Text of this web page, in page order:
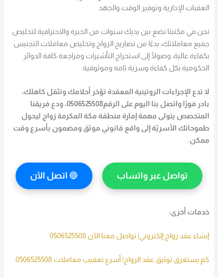
العقبات الإدارية وتوفير الوقت والجهد.
نحن في مكتبنا نضع بين يديك سنوات من الخبرة والاحترافية لتخليص
جميع معاملاتك، بدءًا من تصاريح الزواج وتخليص معاملات التجنيس
بكفاءة عالية، وصولًا إلى استخراج التأشيرات ومراجعة كافة الدوائر
الحكومية بكل كفاءة وسرية تامة وموثوقية.
لا تدع الإجراءات الروتينية المعقدة تؤخر أحلامك وتثقل كاهلك،
بادر فورًا واتصل بنا اليوم على الرقم0506525508، ودع فريقنا
المتخصص يتولى مهمةإمارة منطقة مكة المكرمة زواج ليحول
طموحاتك الأسريّة إلى واقع قانوني موثق ومضمون بأسرع وقت
ممكن.
تواصل عبر واتساب 🔵 اتصل الآن
خدمات أخرى:
إنشاء عقد زواج إلكتروني| تواصل معنا الآن 0506525508
كم يستغرق توثيق عقد الزواج| أسرع تعقيب معاملات 0506525508